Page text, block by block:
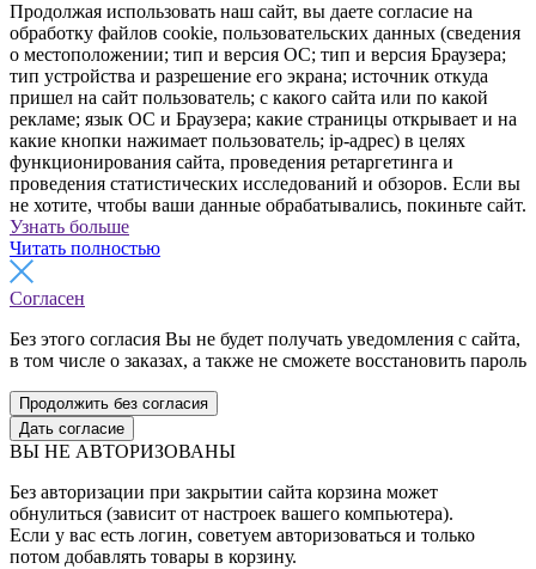
Продолжая использовать наш сайт, вы даете согласие на
обработку файлов cookie, пользовательских данных (сведения
о местоположении; тип и версия ОС; тип и версия Браузера;
тип устройства и разрешение его экрана; источник откуда
пришел на сайт пользователь; с какого сайта или по какой
рекламе; язык ОС и Браузера; какие страницы открывает и на
какие кнопки нажимает пользователь; ip-адрес) в целях
функционирования сайта, проведения ретаргетинга и
проведения статистических исследований и обзоров. Если вы
не хотите, чтобы ваши данные обрабатывались, покиньте сайт.
Узнать больше
Читать полностью
Согласен
Без этого согласия Вы не будет получать уведомления с сайта,
в том числе о заказах, а также не сможете восстановить пароль
Продолжить без согласия
Дать согласие
ВЫ НЕ АВТОРИЗОВАНЫ
Без авторизации при закрытии сайта корзина может
обнулиться (зависит от настроек вашего компьютера).
Если у вас есть логин, советуем авторизоваться и только
потом добавлять товары в корзину.